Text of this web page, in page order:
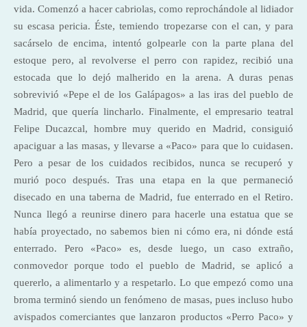
vida. Comenzó a hacer cabriolas, como reprochándole al lidiador
su escasa pericia. Éste, temiendo tropezarse con el can, y para
sacárselo de encima, intentó golpearle con la parte plana del
estoque pero, al revolverse el perro con rapidez, recibió una
estocada que lo dejó malherido en la arena. A duras penas
sobrevivió «Pepe el de los Galápagos» a las iras del pueblo de
Madrid, que quería lincharlo. Finalmente, el empresario teatral
Felipe Ducazcal, hombre muy querido en Madrid, consiguió
apaciguar a las masas, y llevarse a «Paco» para que lo cuidasen.
Pero a pesar de los cuidados recibidos, nunca se recuperó y
murió poco después. Tras una etapa en la que permaneció
disecado en una taberna de Madrid, fue enterrado en el Retiro.
Nunca llegó a reunirse dinero para hacerle una estatua que se
había proyectado, no sabemos bien ni cómo era, ni dónde está
enterrado. Pero «Paco» es, desde luego, un caso extraño,
conmovedor porque todo el pueblo de Madrid, se aplicó a
quererlo, a alimentarlo y a respetarlo. Lo que empezó como una
broma terminó siendo un fenómeno de masas, pues incluso hubo
avispados comerciantes que lanzaron productos «Perro Paco» y